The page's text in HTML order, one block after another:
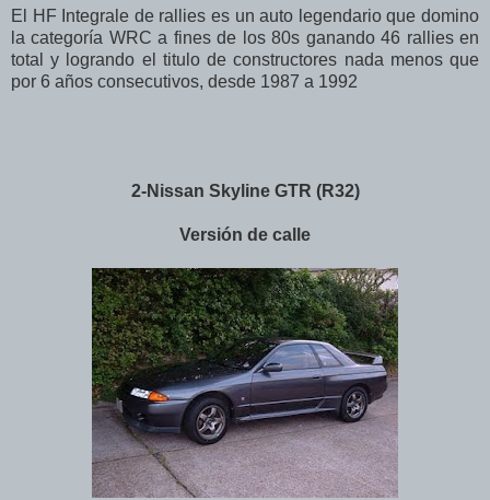
El HF Integrale de rallies es un auto legendario que domino
la categoría WRC a fines de los 80s ganando 46 rallies en
total y logrando el titulo de constructores nada menos que
por 6 años consecutivos, desde 1987 a 1992
2-Nissan Skyline GTR (R32)
Versión de calle